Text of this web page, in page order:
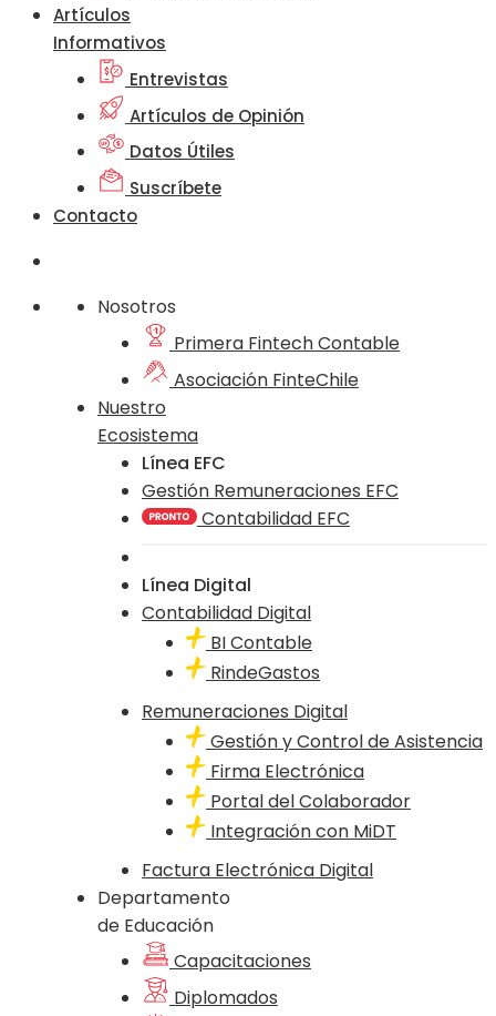
Artículos
Informativos
Entrevistas
Artículos de Opinión
Datos Útiles
Suscríbete
Contacto
Nosotros
Primera Fintech Contable
Asociación FinteChile
Nuestro
Ecosistema
Línea EFC
Gestión Remuneraciones EFC
Contabilidad EFC
Línea Digital
Contabilidad Digital
BI Contable
RindeGastos
Remuneraciones Digital
Gestión y Control de Asistencia
Firma Electrónica
Portal del Colaborador
Integración con MiDT
Factura Electrónica Digital
Departamento
de Educación
Capacitaciones
Diplomados